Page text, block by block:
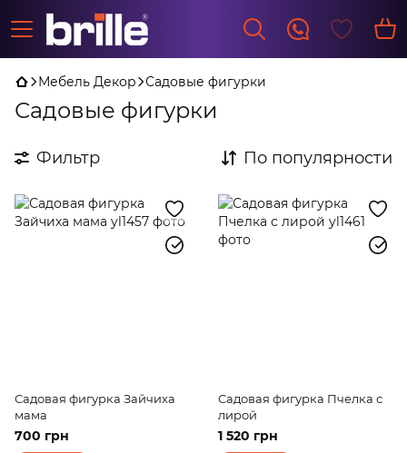
Мебель Декор Садовые фигурки
Садовые фигурки
Фильтр По популярности
Садовая фигурка Зайчиха
мама
700 грн
Садовая фигурка Пчелка с
лирой
1 520 грн